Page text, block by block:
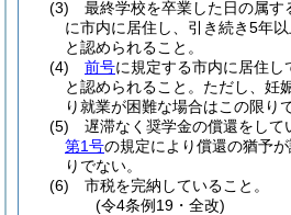
(3)
最終学校を卒業した日の属す
に市内に居住し、引き続き5年
と認められること。
(4)
前号に規定する市内に居住
と認められること。 ただし、妊
り就業が困難な場合はこの限り
(5)
遅滞なく奨学金の償還をして
第1号の規定により償還の猶予
りでない。
(6)
市税を完納していること。
(令4条例19・全改)